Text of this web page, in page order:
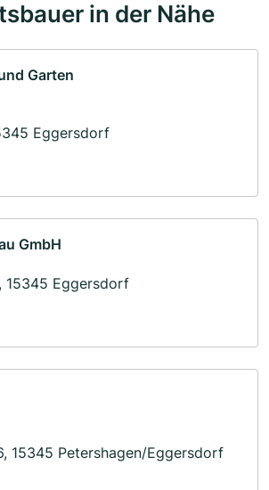
in der Nähe
Garten
Eggersdorf
GmbH
15345 Eggersdorf
15345 Petershagen/Eggersdorf